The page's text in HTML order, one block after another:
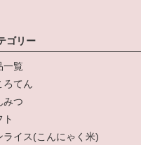
ゴリー
一覧
ろてん
みつ
ト
ライス(こんにゃく米)